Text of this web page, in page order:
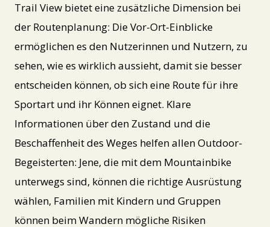
Trail View bietet eine zusätzliche Dimension bei
der Routenplanung: Die Vor-Ort-Einblicke
ermöglichen es den Nutzerinnen und Nutzern, zu
sehen, wie es wirklich aussieht, damit sie besser
entscheiden können, ob sich eine Route für ihre
Sportart und ihr Können eignet. Klare
Informationen über den Zustand und die
Beschaffenheit des Weges helfen allen Outdoor-
Begeisterten: Jene, die mit dem Mountainbike
unterwegs sind, können die richtige Ausrüstung
wählen, Familien mit Kindern und Gruppen
können beim Wandern mögliche Risiken